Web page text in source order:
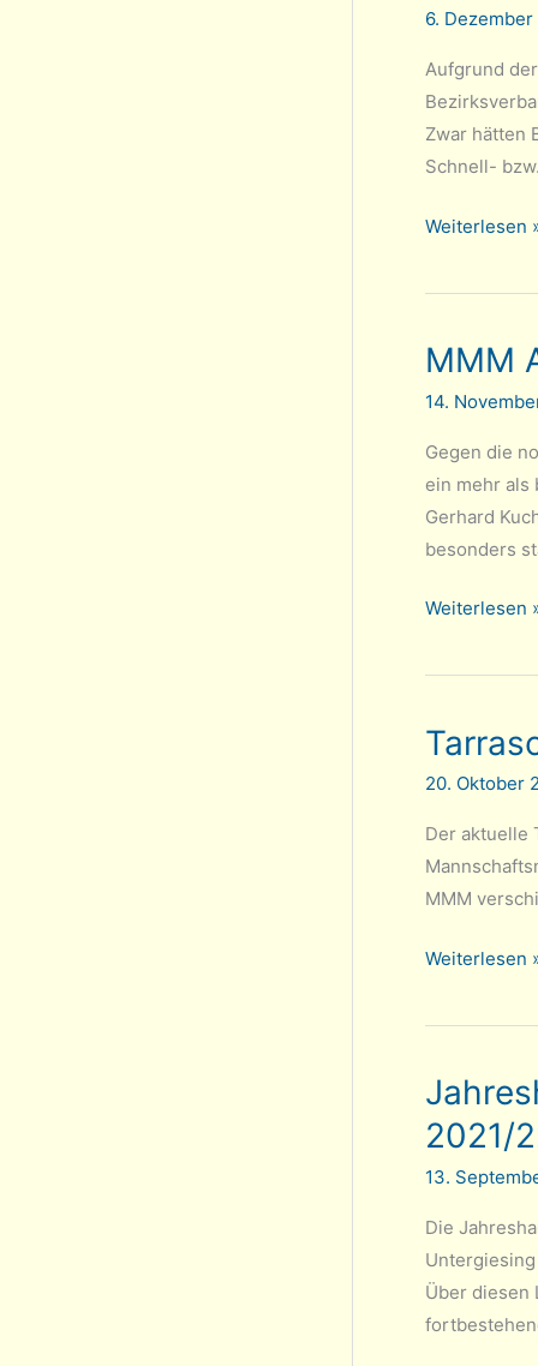
6. Dezember
Aufgrund
Zwar hätten
Schnell-
MMM
2:
auf
Weiterlesen
MMM
14.
Gegen die
ein mehr als
Gerhard
besonders
MMM
Klasse:
3
in
Forstenried
Weiterlesen
20. Oktober
Der aktuelle
MMM
Tarrasch-
2021/22
Weiterlesen
2021/
13.
Die
Über diesen